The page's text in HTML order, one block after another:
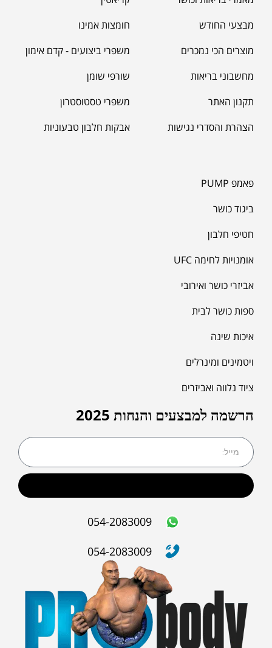
מבצעי החודש
מוצרים הכי נמכרים
מחשבוני בריאות
תקנון האתר
הצהרת והסדרי נגישות
חומצות אמינו
משפרי ביצועים - קדם אימון
שורפי שומן
משפרי טסטוסטרון
אבקות חלבון טבעוניות
פאמפ PUMP
ביגוד כושר
חטיפי חלבון
אומנויות לחימה UFC
אביזרי כושר ואירובי
ספות כושר לבית
איכות שינה
ויטמינים ומינרלים
ציוד נלווה ואביזרים
הרשמה למבצעים והנחות 2025
054-2083009
054-2083009